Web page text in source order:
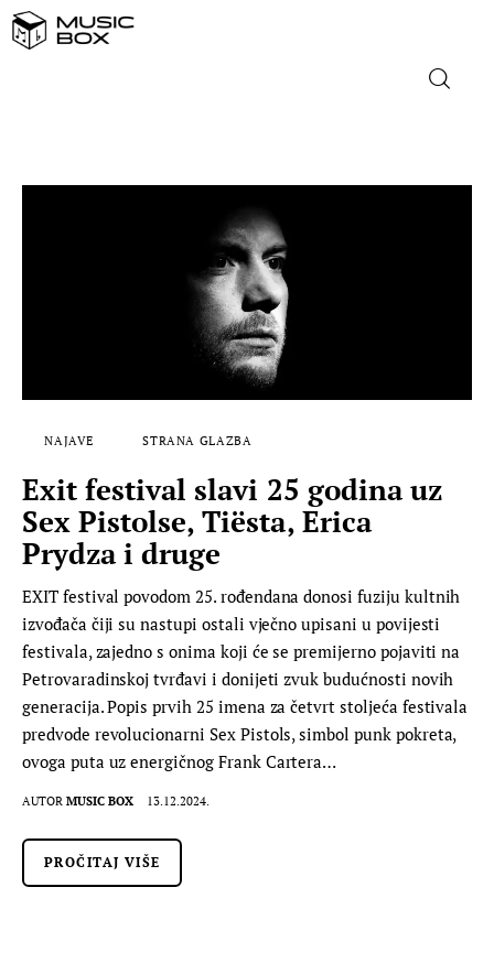
DOMAĆA GLAZBA
STRANA GLAZBA
NAJAVE STRANA GLAZBA
Exit festival slavi 25 godina uz
Sex Pistolse, Tiësta, Erica
Prydza i druge
EXIT festival povodom 25. rođendana donosi fuziju kultnih
izvođača čiji su nastupi ostali vječno upisani u povijesti
festivala, zajedno s onima koji će se premijerno pojaviti na
Petrovaradinskoj tvrđavi i donijeti zvuk budućnosti novih
generacija. Popis prvih 25 imena za četvrt stoljeća festivala
predvode revolucionarni Sex Pistols, simbol punk pokreta,
ovoga puta uz energičnog Frank Cartera…
AUTOR MUSIC BOX 13.12.2024.
PROČITAJ VIŠE